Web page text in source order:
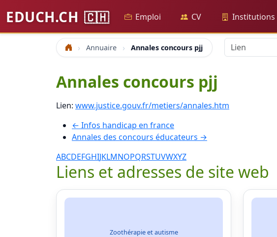
EDUCH.CH 🇨🇭 Emploi CV Institutions
Accueil Annuaire Annales concours pjj
Annales concours pjj
Lien: www.justice.gouv.fr/metiers/annales.htm
← Infos handicap en france
Annales des concours éducateurs →
ABCDEFGHIJKLMNOPQRSTUVWXYZ
Liens et adresses de site web
Zoothérapie et autisme